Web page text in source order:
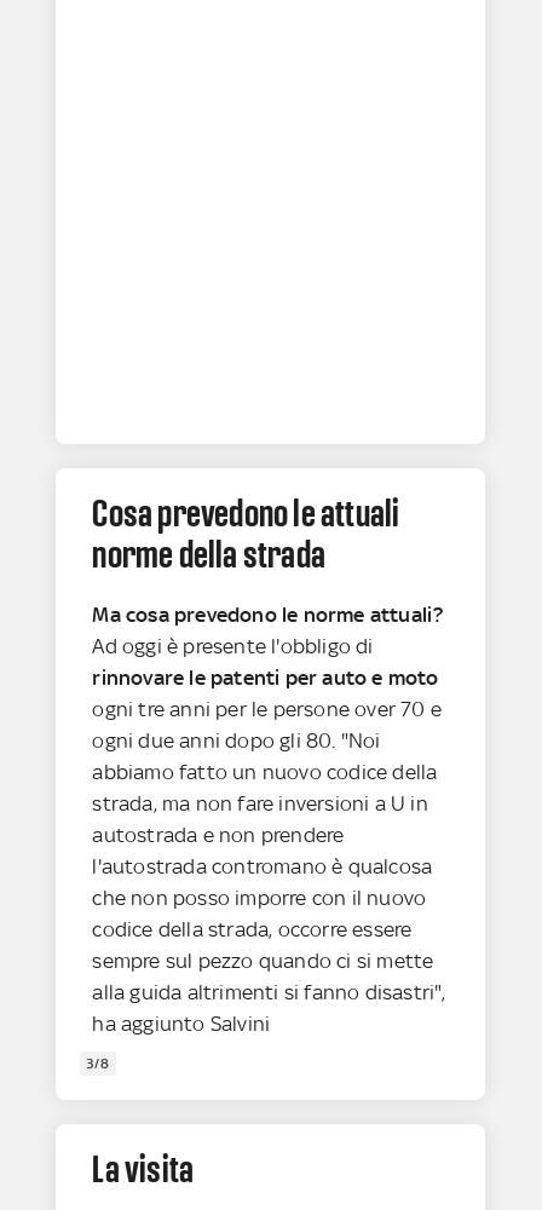
Cosa prevedono le attuali
norme della strada
Ma cosa prevedono le norme attuali?
Ad oggi è presente l'obbligo di
rinnovare le patenti per auto e moto
ogni tre anni per le persone over 70 e
ogni due anni dopo gli 80. "Noi
abbiamo fatto un nuovo codice della
strada, ma non fare inversioni a U in
autostrada e non prendere
l'autostrada contromano è qualcosa
che non posso imporre con il nuovo
codice della strada, occorre essere
sempre sul pezzo quando ci si mette
alla guida altrimenti si fanno disastri",
ha aggiunto Salvini
3/8
La visita